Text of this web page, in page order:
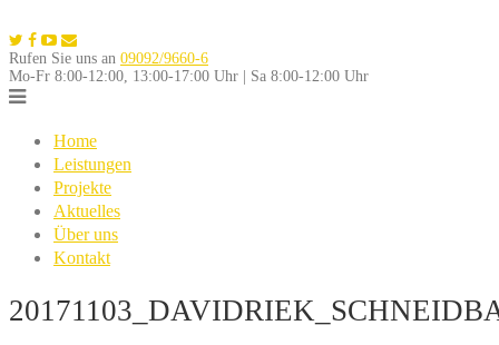
to
content
Rufen Sie uns an 09092/9660-6
Mo-Fr 8:00-12:00, 13:00-17:00 Uhr | Sa 8:00-12:00 Uhr
Home
Leistungen
Projekte
Aktuelles
Über uns
Kontakt